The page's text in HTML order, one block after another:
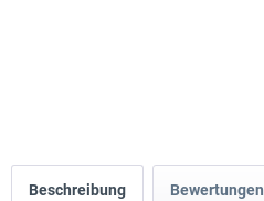
Beschreibung Bewertungen